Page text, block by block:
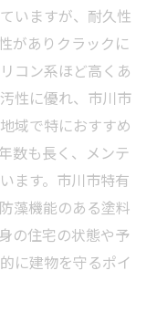
いますが、耐久性
がありクラックに
コン系ほど高くあ
性に優れ、市川市
域で特におすすめ
数も長く、メンテ
ます。市川市特有
藻機能のある塗料
の住宅の状態や予
に建物を守るポイ